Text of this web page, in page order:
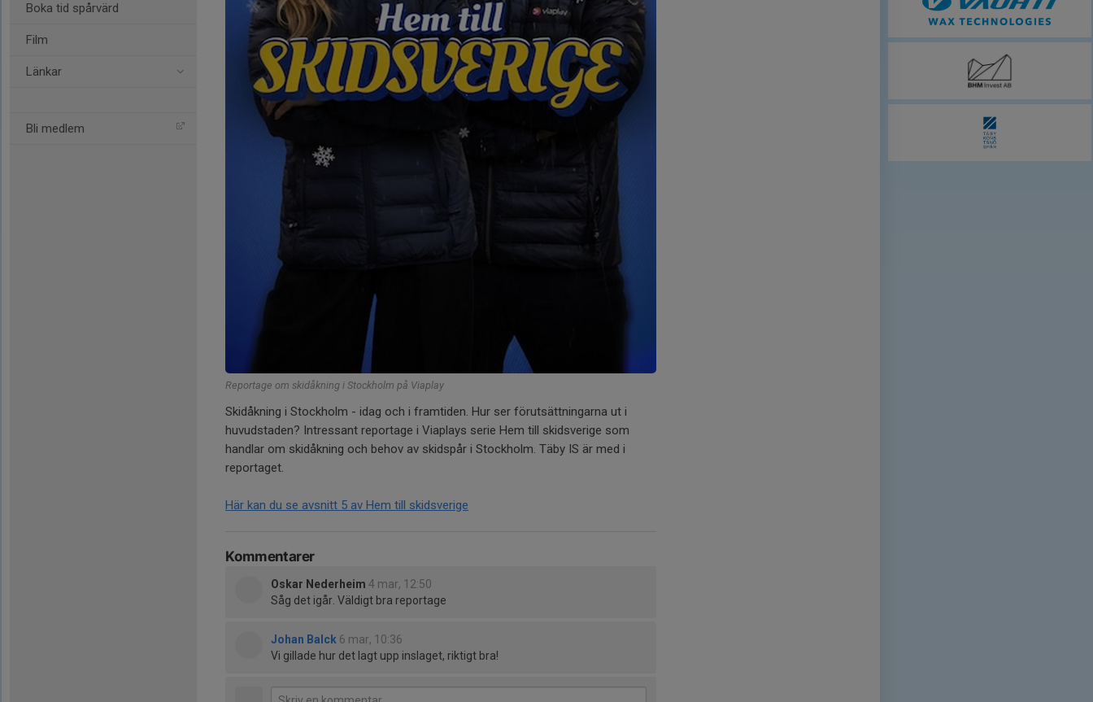
Boka tid spårvärd
Film
Länkar
Bli medlem
Reportage om skidåkning i Stockholm på Viaplay
Skidåkning i Stockholm - idag och i framtiden. Hur ser förutsättningarna ut i
huvudstaden? Intressant reportage i Viaplays serie Hem till skidsverige som
handlar om skidåkning och behov av skidspår i Stockholm. Täby IS är med i
reportaget.
Här kan du se avsnitt 5 av Hem till skidsverige
Kommentarer
Oskar Nederheim 4 mar, 12:50
Såg det igår. Väldigt bra reportage
Johan Balck 6 mar, 10:36
Vi gillade hur det lagt upp inslaget, riktigt bra!